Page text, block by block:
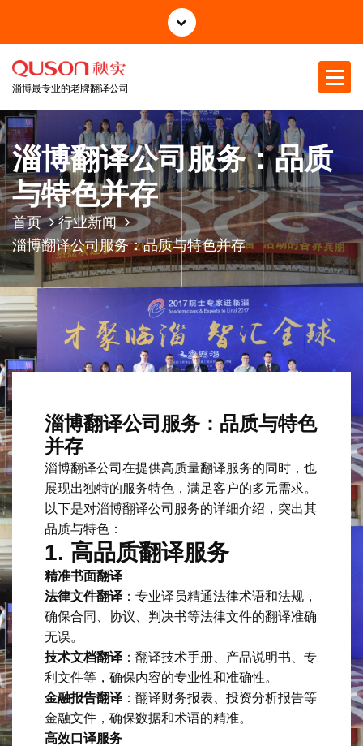
正
淄博最专业的老牌翻译公司
淄博翻译公司服务：品质
与特色并存
首页
行业新闻
淄博翻译公司服务：品质与特色并存
淄博翻译公司服务：品质与特色
并存
淄博翻译公司在提供高质量翻译服务的同时，也
展现出独特的服务特色，满足客户的多元需求。
以下是对淄博翻译公司服务的详细介绍，突出其
品质与特色：
1. 高品质翻译服务
精准书面翻译
法律文件翻译 ：专业译员精通法律术语和法规，
确保合同、协议、判决书等法律文件的翻译准确
无误。
技术文档翻译 ：翻译技术手册、产品说明书、专
利文件等，确保内容的专业性和准确性。
金融报告翻译 ：翻译财务报表、投资分析报告等
金融文件，确保数据和术语的精准。
高效口译服务